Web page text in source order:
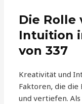
Die Rolle
Intuition
von 337
Kreativität und
Faktoren, die die
und vertiefen.